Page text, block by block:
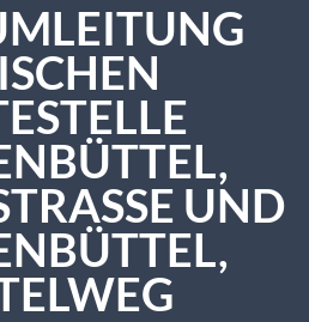
UND W
M